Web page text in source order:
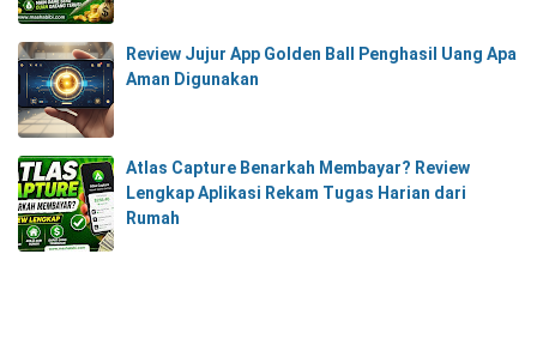
Review Jujur App Golden Ball Penghasil Uang Apa
Aman Digunakan
Atlas Capture Benarkah Membayar? Review
Lengkap Aplikasi Rekam Tugas Harian dari
Rumah